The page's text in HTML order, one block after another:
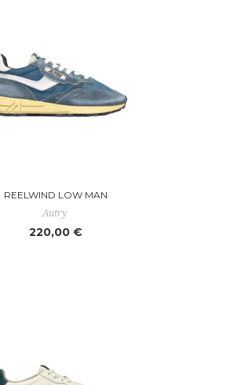
REELWIND LOW MAN
Autry
220,00 €